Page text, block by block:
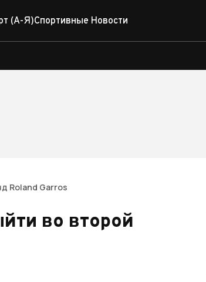
(А-Я)Спортивные Новости
Roland Garros
во второй